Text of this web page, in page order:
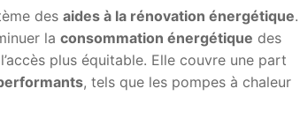
des aides à la rénovation énergétique.
la consommation énergétique des
plus équitable. Elle couvre une part
, tels que les pompes à chaleur